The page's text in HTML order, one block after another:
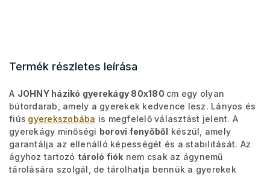
Termék részletes leírása
A JOHNY házikó gyerekágy 80x180 cm egy olyan
bútordarab, amely a gyerekek kedvence lesz. Lányos és
fiús gyerekszobába is megfelelő választást jelent. A
gyerekágy minőségi borovi fenyőből készül, amely
garantálja az ellenálló képességét és a stabilitását. Az
ágyhoz tartozó tároló fiók nem csak az ágynemű
tárolására szolgál, de tárolhatja bennük a gyerekek